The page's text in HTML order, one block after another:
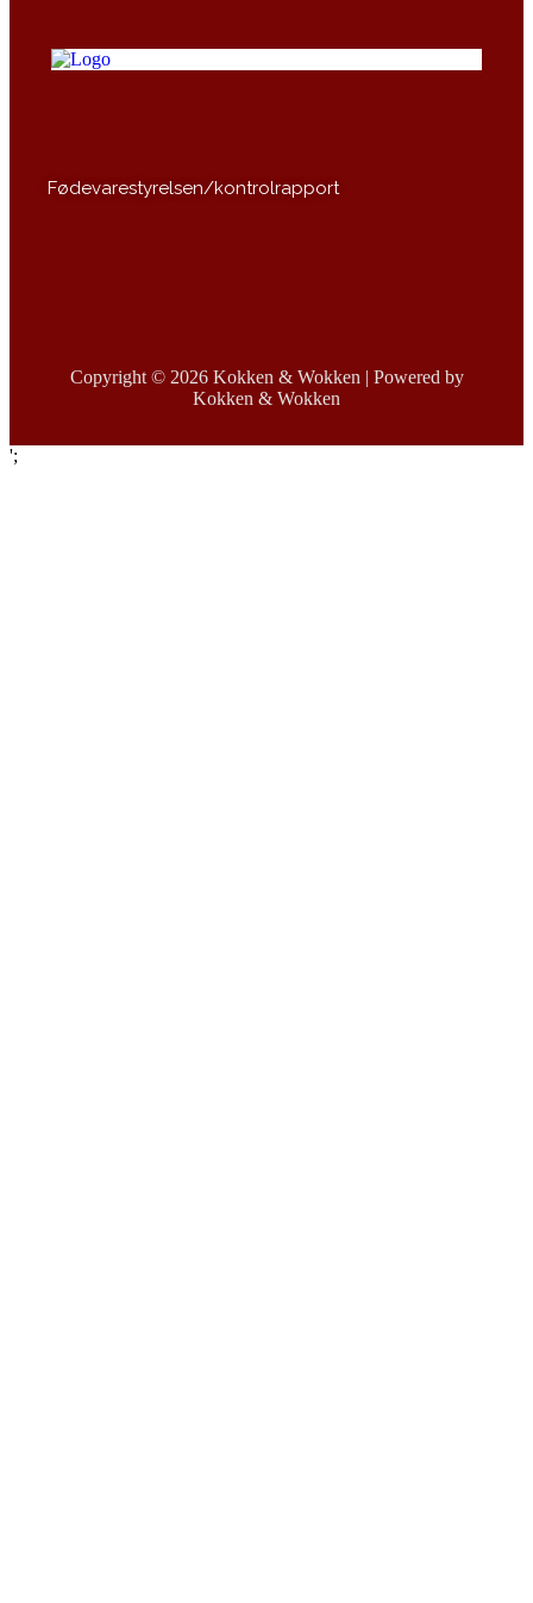
Fødevarestyrelsen/kontrolrapport
Copyright © 2026 Kokken & Wokken | Powered by
Kokken & Wokken
';